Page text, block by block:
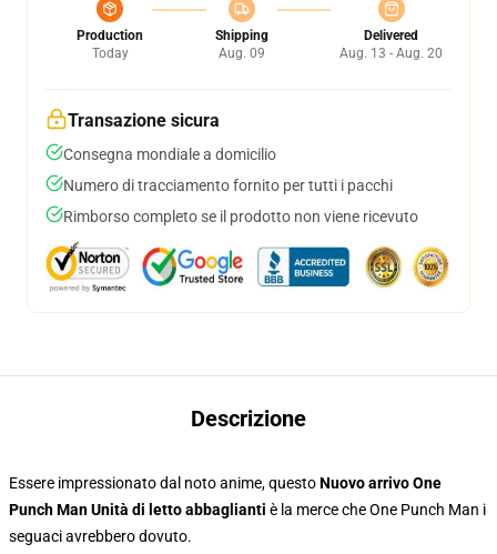
Production
Today
Shipping
Aug. 09
Delivered
Aug. 13 - Aug. 20
Transazione sicura
Consegna mondiale a domicilio
Numero di tracciamento fornito per tutti i pacchi
Rimborso completo se il prodotto non viene ricevuto
Descrizione
Essere impressionato dal noto anime, questoNuovo arrivo One
Punch Man Unità di letto abbaglianti è la merce che One Punch Man i
seguaci avrebbero dovuto.